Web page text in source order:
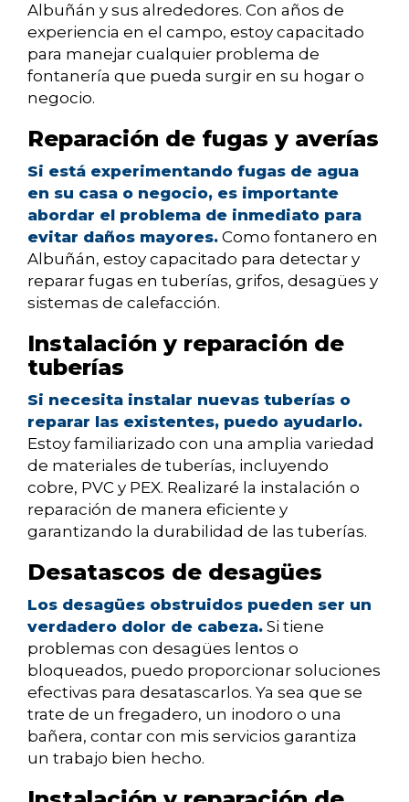
Albuñán y sus alrededores. Con años de
experiencia en el campo, estoy capacitado
para manejar cualquier problema de
fontanería que pueda surgir en su hogar o
negocio.
Reparación de fugas y averías
Si está experimentando fugas de agua
en su casa o negocio, es importante
abordar el problema de inmediato para
evitar daños mayores. Como fontanero en
Albuñán, estoy capacitado para detectar y
reparar fugas en tuberías, grifos, desagües y
sistemas de calefacción.
Instalación y reparación de
tuberías
Si necesita instalar nuevas tuberías o
reparar las existentes, puedo ayudarlo.
Estoy familiarizado con una amplia variedad
de materiales de tuberías, incluyendo
cobre, PVC y PEX. Realizaré la instalación o
reparación de manera eficiente y
garantizando la durabilidad de las tuberías.
Desatascos de desagües
Los desagües obstruidos pueden ser un
verdadero dolor de cabeza. Si tiene
problemas con desagües lentos o
bloqueados, puedo proporcionar soluciones
efectivas para desatascarlos. Ya sea que se
trate de un fregadero, un inodoro o una
bañera, contar con mis servicios garantiza
un trabajo bien hecho.